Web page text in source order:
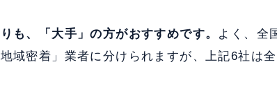
も、「大手」の方がおすすめです。 よく、全
域密着」業者に分けられますが、上記6社は全